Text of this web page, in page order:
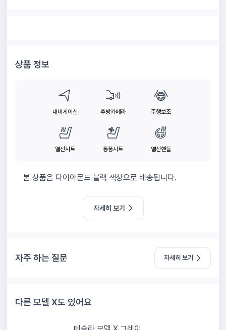
상품 정보
내비게이션 후방카메라 주행보조
열선시트 통풍시트 열선핸들
본 상품은 다이아몬드 블랙 색상으로 배송됩니다.
자세히 보기
자주 하는 질문 자세히 보기
다른 모델 X도 있어요